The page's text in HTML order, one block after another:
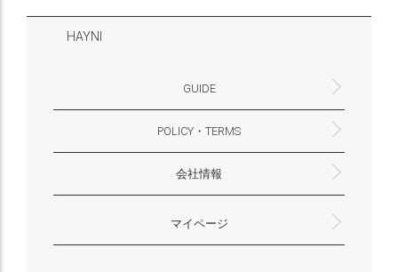
HAYNI
GUIDE
よくあるご質問・お問合せ
お支払いについて
配送・送料について
ギフトサービスについて
一緒に働く？(HAYNI採用情報サイトへ)
for Foreigners (overseas delivery)
POLICY・TERMS
返品・交換について
プライバシーポリシー
特定商取引法に基づく表示
外部送信ポリシー
会社情報
大阪府大阪市淀川区十八条3-9-35
電話番号：06-6868-9671
※お電話でのお問合せ受付は行っておりません
メール：support@hayni.jp
お問い合わせはこちらからお願いいたします
営業時間：10：00～15：00（金曜日は14：00ま
定休日： 土・日・祝祭日
※土日祝祭日はお休みをいただきます。
メールの返信は翌営業日となりますので、ご了承
マイページ